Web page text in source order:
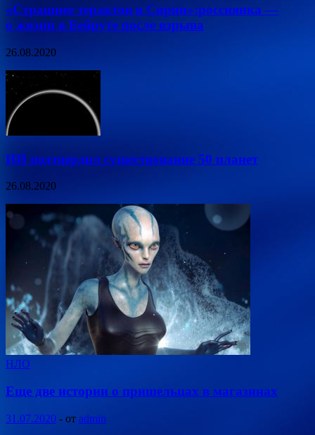
«Страшнее терактов в Сирии»:россиянка —
о жизни в Бейруте после взрыва
26.08.2020
ИИ подтвердил существование 50 планет
26.08.2020
НЛО
Еще две истории о пришельцах в магазинах
31.07.2020 - от admin